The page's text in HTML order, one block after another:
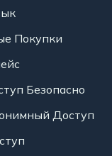
Покупки
Безопасно
Доступ